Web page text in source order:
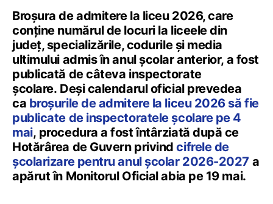
Broșura de admitere la liceu 2026, care
conține numărul de locuri la liceele din
județ, specializările, codurile și media
ultimului admis în anul școlar anterior, a fost
publicată de câteva inspectorate
școlare. Deși calendarul oficial prevedea
ca broșurile de admitere la liceu 2026 să fie
publicate de inspectoratele școlare pe 4
mai, procedura a fost întârziată după ce
Hotărârea de Guvern privindcifrele de
școlarizare pentru anul școlar 2026-2027 a
apărut în Monitorul Oficial abia pe 19 mai.